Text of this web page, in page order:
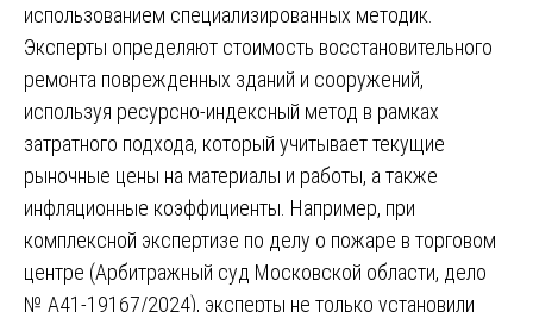
использованием специализированных методик.
Эксперты определяют стоимость восстановительного
ремонта поврежденных зданий и сооружений,
используя ресурсно-индексный метод в рамках
затратного подхода, который учитывает текущие
рыночные цены на материалы и работы, а также
инфляционные коэффициенты. Например, при
комплексной экспертизе по делу о пожаре в торговом
центре (Арбитражный суд Московской области, дело
№ А41-19167/2024), эксперты не только установили